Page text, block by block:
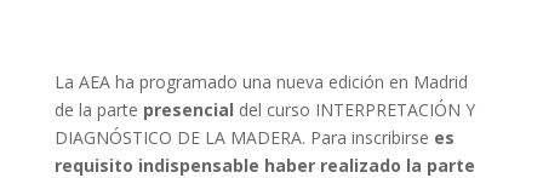
La AEA ha programado una nueva edición en Madrid
de la parte presencial del curso INTERPRETACIÓN Y
DIAGNÓSTICO DE LA MADERA. Para inscribirse es
requisito indispensable haber realizado la parte